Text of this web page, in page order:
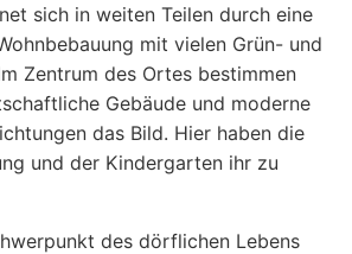
sich in weiten Teilen durch eine
mit vielen Grün- und
Zentrum des Ortes bestimmen
Gebäude und moderne
das Bild. Hier haben die
und der Kindergarten ihr zu
des dörflichen Lebens